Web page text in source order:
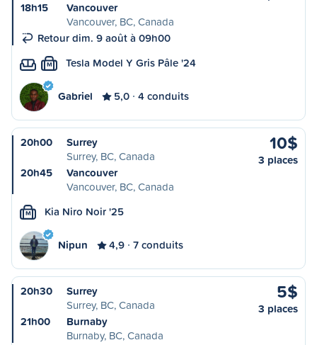
18h15
Vancouver
Vancouver, BC, Canada
Retour dim. 9 août à 09h00
M Tesla Model Y Gris Pâle '24
Gabriel 5,0 4 conduits
20h00
Surrey
Surrey, BC, Canada
20h45
Vancouver
Vancouver, BC, Canada
10$
3 places
M Kia Niro Noir '25
Nipun 4,9 7 conduits
20h30
Surrey
Surrey, BC, Canada
21h00
Burnaby
Burnaby, BC, Canada
5$
3 places